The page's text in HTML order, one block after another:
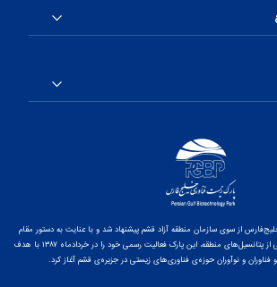
از سوی سازمان منطقه آزاد قشم پیشنهاد شد و با عنایت به دستور مقام
معظم رهبری و پس از ارائه‌ی گزارشی از پتانسیل‌های منطقه، این پارک فعالیت رسمی خود را در خردادماه ۱۳۸۷ با هدف
و نوآوران حوزه‌ی فناوری‌های زیستی در جزیره‌ی قشم آغاز کرد.